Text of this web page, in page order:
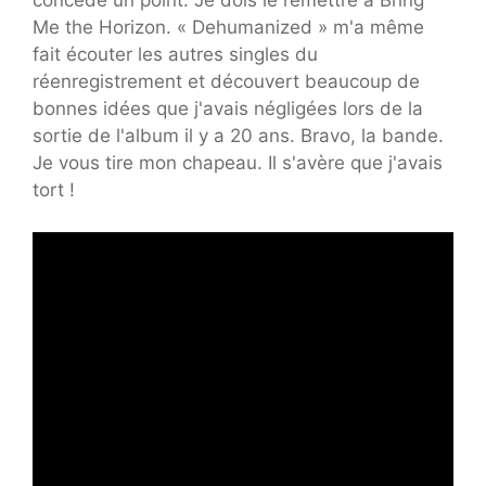
Me the Horizon. « Dehumanized » m'a même
fait écouter les autres singles du
réenregistrement et découvert beaucoup de
bonnes idées que j'avais négligées lors de la
sortie de l'album il y a 20 ans. Bravo, la bande.
Je vous tire mon chapeau. Il s'avère que j'avais
tort !